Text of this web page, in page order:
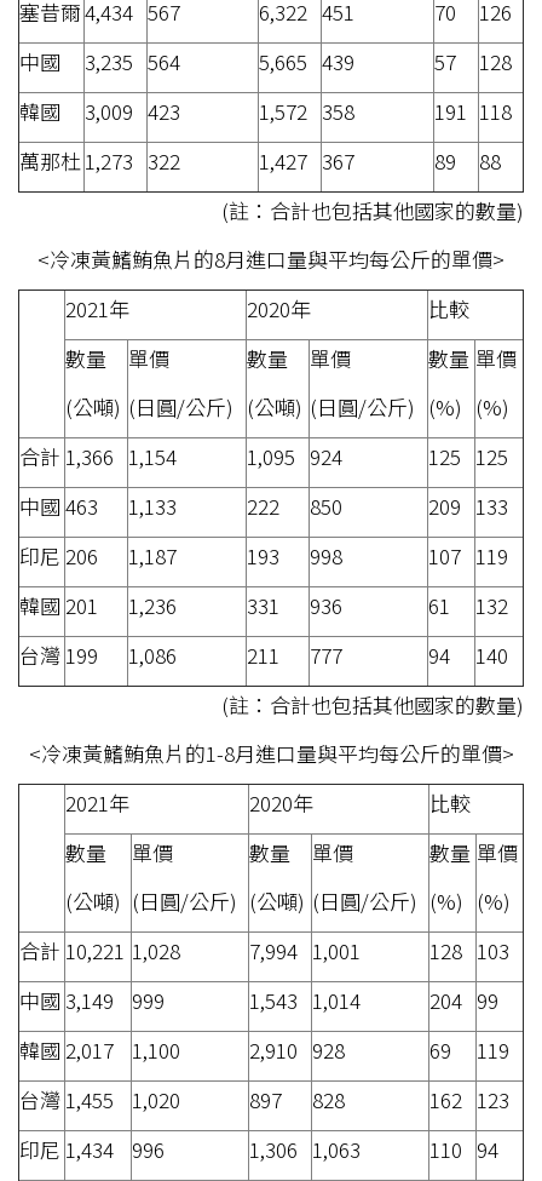
塞昔爾4,434 567 6,322 451 70
126
中國
3,235 564 5,665 439 57
128
韓國
3,009 423 1,572 358 191 118
萬那杜1,273 322 1,427 367 89
88
(註：合計也包括其他國家的數量)
<冷凍黃鰭鮪魚片的8月進口量與平均每公斤的單價>
2021年
2020年
比較
數量
(公噸)
單價
(日圓/公斤)
數量
(公噸)
單價
(日圓/公斤)
數量
(%)
單價
(%)
合計 1,366 1,154 1,095 924 125 125
中國 463 1,133 222 850 209 133
印尼 206 1,187 193 998 107 119
韓國 201 1,236 331 936 61
132
台灣 199 1,086 211 777 94
140
(註：合計也包括其他國家的數量)
<冷凍黃鰭鮪魚片的1-8月進口量與平均每公斤的單價>
2021年
2020年
比較
數量
(公噸)
單價
(日圓/公斤)
數量
(公噸)
單價
(日圓/公斤)
數量
(%)
單價
(%)
合計 10,221 1,028 7,994 1,001 128 103
中國 3,149 999 1,543 1,014 204 99
韓國 2,017 1,100 2,910 928 69
119
台灣 1,455 1,020 897 828 162 123
印尼 1,434 996 1,306 1,063 110 94